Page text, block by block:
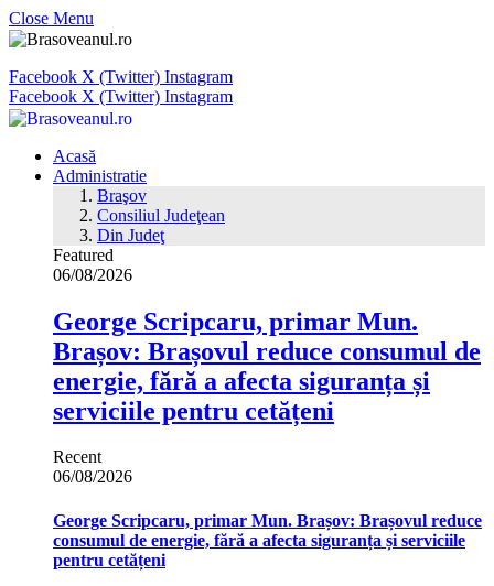
Close Menu
Facebook X (Twitter) Instagram
Facebook X (Twitter) Instagram
Acasă
Administratie
Braşov
Consiliul Judeţean
Din Judeţ
Featured
06/08/2026
George Scripcaru, primar Mun.
Brașov: Brașovul reduce consumul de
energie, fără a afecta siguranța și
serviciile pentru cetățeni
Recent
06/08/2026
George Scripcaru, primar Mun. Brașov: Brașovul reduce
consumul de energie, fără a afecta siguranța și serviciile
pentru cetățeni